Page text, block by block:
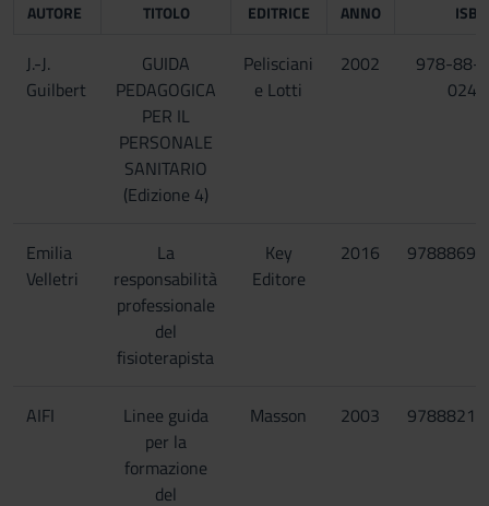
AUTORE TITOLO
EDITRICE
ANNO ISBN
J.-J.
Guilbert
GUIDA
PEDAGOGICA
PER IL
PERSONALE
SANITARIO
(Edizione 4)
Pelisciani
e Lotti
2002
978-88-
024-
Emilia
Velletri
La
responsabilità
professionale
del
fisioterapista
Key
Editore
2016
AIFI
Linee guida
per la
formazione
del
Masson 2003